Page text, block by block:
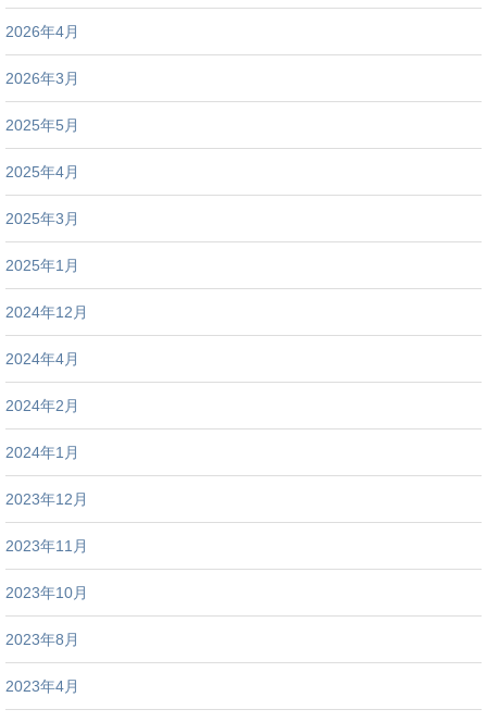
2026年4月
2026年3月
2025年5月
2025年4月
2025年3月
2025年1月
2024年12月
2024年4月
2024年2月
2024年1月
2023年12月
2023年11月
2023年10月
2023年8月
2023年4月